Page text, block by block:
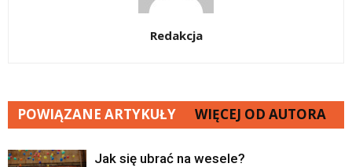
Redakcja
POWIĄZANE ARTYKUŁY WIĘCEJ OD AUTORA
Jak się ubrać na wesele?